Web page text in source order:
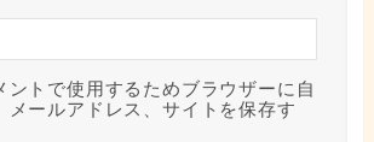
ントで使用するためブラウザーに自
メールアドレス、サイトを保存す